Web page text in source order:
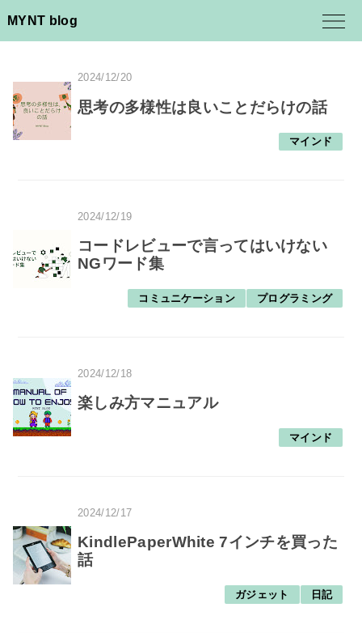
MYNT blog
2024/12/20
思考の多様性は良いことだらけの話
マインド
2024/12/19
コードレビューで言ってはいけない
NGワード集
コミュニケーション プログラミング
2024/12/18
楽しみ方マニュアル
マインド
2024/12/17
KindlePaperWhite 7インチを買った
話
ガジェット 日記